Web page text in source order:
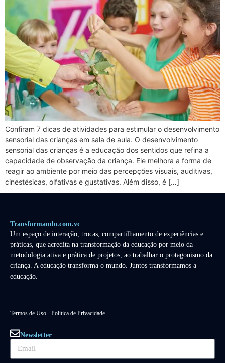
Confiram 7 dicas de atividades para estimular o desenvolvimento
sensorial das crianças em sala de aula. O desenvolvimento
sensorial das crianças é a educação dos sentidos que refina a
capacidade de observação da criança. Ele melhora a forma de
reagir ao ambiente por meio das percepções visuais, auditivas,
cinestésicas, olfativas e gustativas. Além disso, é […]
Transformando.com.vc
Um espaço de interação, trocas, compartilhamento de experiências e
práticas, que acredita na transformação da educação por meio da
metodologia ativa e prática de projetos, ao trabalhar o protagonismo da
criança. A educação transforma o mundo. Juntos transformamos a
educação.
Termos de Uso Política de Privacidade
Newsletter